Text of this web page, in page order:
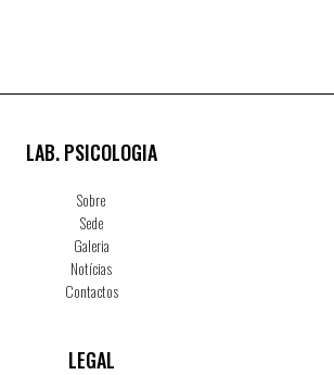
LAB. PSICOLOGIA
Sobre
Sede
Galeria
Notícias
Contactos
LEGAL